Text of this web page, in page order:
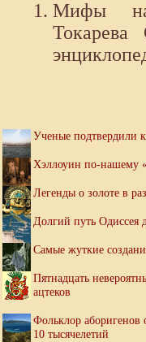
Мифы
Ученые подтвердили
Хэллоуин по-нашему
Легенды о золоте в
Долгий путь Одиссея
Самые жуткие
Пятнадцать
ацтеков
Фольклор аборигенов
10 тысячелетий